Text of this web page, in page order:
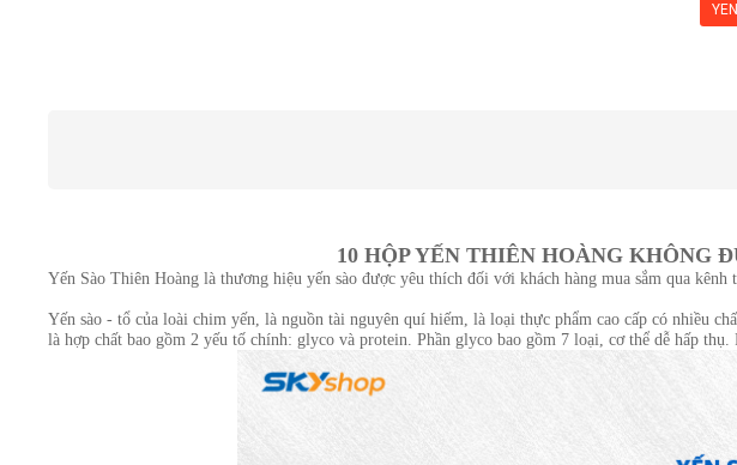
10 HỘP YẾN THIÊN HOÀNG KHÔNG
Yến Sào Thiên Hoàng là thương hiệu yến sào được yêu thích đối với khách hàng mua sắm qua
Yến sào - tổ của loài chim yến, là nguồn tài nguyên quí hiếm, là loại thực phẩm cao cấp có nhiều
là hợp chất bao gồm 2 yếu tố chính: glyco và protein. Phần glyco bao gồm 7 loại, cơ thể dễ hấp